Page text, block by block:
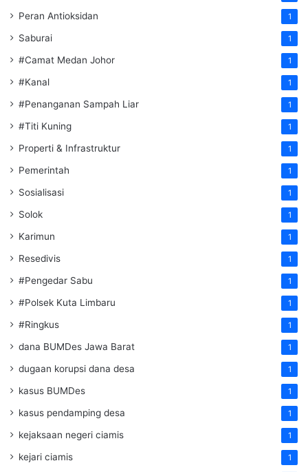
Peran Antioksidan 1
Saburai 1
#Camat Medan Johor 1
#Kanal 1
#Penanganan Sampah Liar 1
#Titi Kuning 1
Properti & Infrastruktur 1
Pemerintah 1
Sosialisasi 1
Solok 1
Karimun 1
Resedivis 1
#Pengedar Sabu 1
#Polsek Kuta Limbaru 1
#Ringkus 1
dana BUMDes Jawa Barat 1
dugaan korupsi dana desa 1
kasus BUMDes 1
kasus pendamping desa 1
kejaksaan negeri ciamis 1
kejari ciamis 1